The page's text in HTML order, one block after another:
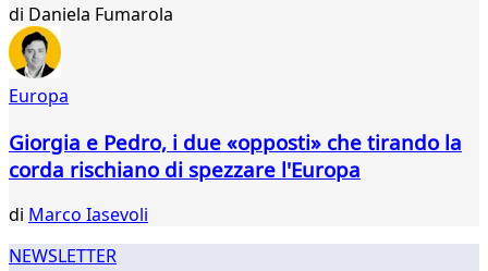
di Daniela Fumarola
Europa
Giorgia e Pedro, i due «opposti» che tirando la
corda rischiano di spezzare l'Europa
di Marco Iasevoli
NEWSLETTER